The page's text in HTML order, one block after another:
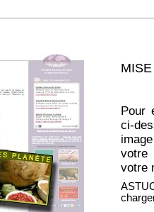
Pour
ci-
votre
votre